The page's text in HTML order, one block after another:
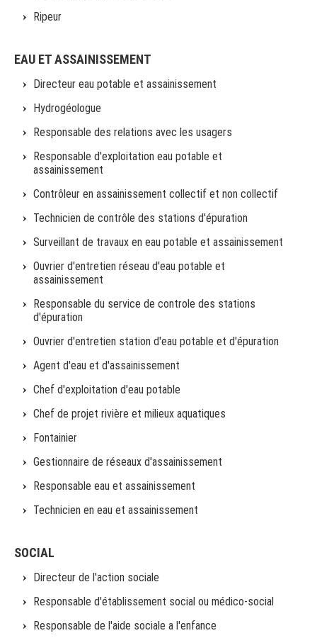
Ripeur
EAU ET ASSAINISSEMENT
Directeur eau potable et assainissement
Hydrogéologue
Responsable des relations avec les usagers
Responsable d'exploitation eau potable et
assainissement
Contrôleur en assainissement collectif et non collectif
Technicien de contrôle des stations d'épuration
Surveillant de travaux en eau potable et assainissement
Ouvrier d'entretien réseau d'eau potable et
assainissement
Responsable du service de controle des stations
d'épuration
Ouvrier d'entretien station d'eau potable et d'épuration
Agent d'eau et d'assainissement
Chef d'exploitation d'eau potable
Chef de projet rivière et milieux aquatiques
Fontainier
Gestionnaire de réseaux d'assainissement
Responsable eau et assainissement
Technicien en eau et assainissement
SOCIAL
Directeur de l'action sociale
Responsable d'établissement social ou médico-social
Responsable de l'aide sociale a l'enfance